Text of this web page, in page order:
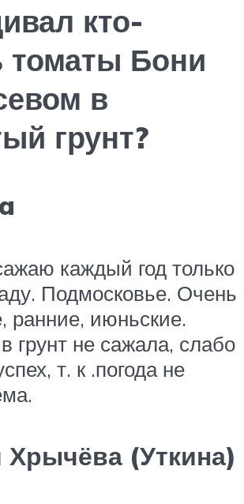
кто-
томаты Бони
в
грунт?
каждый год только
Подмосковье. Очень
ранние, июньские.
грунт не сажала, слабо
т. к .погода не
Хрычёва (Уткина)